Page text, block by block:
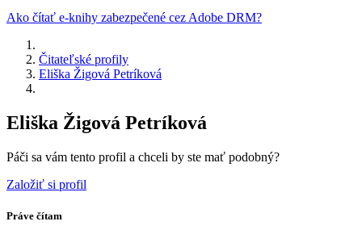
Ako čítať e-knihy zabezpečené cez Adobe DRM?
Čitateľské profily
Eliška Žigová Petríková
Eliška Žigová Petríková
Páči sa vám tento profil a chceli by ste mať podobný?
Založiť si profil
Práve čítam